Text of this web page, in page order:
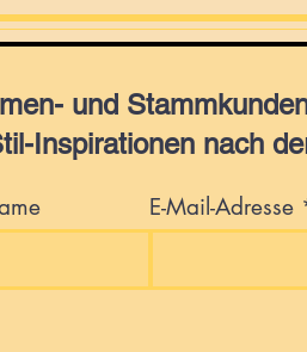
und
Inspirationen nach
E-Mail-Adresse